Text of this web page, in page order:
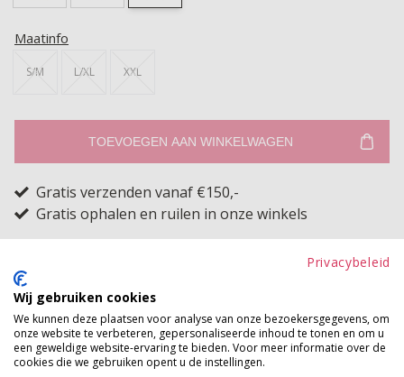
Maatinfo
S/M L/XL XXL
TOEVOEGEN AAN WINKELWAGEN
Gratis verzenden vanaf €150,-
Gratis ophalen en ruilen in onze winkels
Deze ideale longtop kan van jou zijn! Met haar
comfortabele, tijdloze polyester stof en MAUDD
uitstraling is dit de ideale basic. Creëer geweldige
Privacybeleid
Wij gebruiken cookies
We kunnen deze plaatsen voor analyse van onze bezoekersgegevens, om
onze website te verbeteren, gepersonaliseerde inhoud te tonen en om u
een geweldige website-ervaring te bieden. Voor meer informatie over de
cookies die we gebruiken opent u de instellingen.